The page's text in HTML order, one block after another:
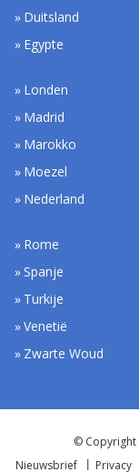
Duitsland
Egypte
Londen
Madrid
Marokko
Moezel
Nederland
Rome
Spanje
Turkije
Venetië
Zwarte Woud
© Copyright
Nieuwsbrief
Privacy